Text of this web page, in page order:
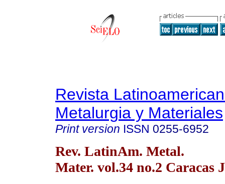
Revista
Metalurgia y Materiales
Print version ISSN 0255-6952
Rev. LatinAm. Metal.
Mater. vol.34 no.2 Caracas